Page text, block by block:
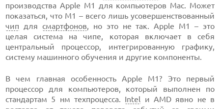
производства Apple M1 для компьютеров Mac. Может
показаться, что M1 – всего лишь усовершенствованный
чип для смартфонов, но это не так. Apple M1 – это
целая система на чипе, которая включает в себя
центральный процессор, интегрированную графику,
систему машинного обучения и другие компоненты.
В чем главная особенность Apple M1? Это первый
процессор для компьютеров, который выполнен по
стандартам 5 нм техпроцесса. Intel и AMD явно не в